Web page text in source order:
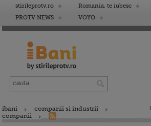
stirileprotv.ro Romania, te iubesc
PROTV NEWS
VOYO
ibani
companii si industrii
companii